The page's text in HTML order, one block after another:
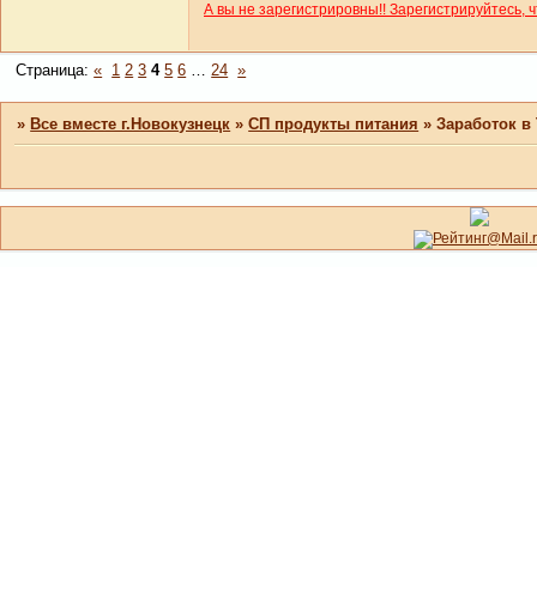
А вы не зарегистрировны!! Зарегистрируйтесь,
Страница:« 1 2 3 4 5 6 … 24 »
» Все вместе г.Новокузнецк »СП продукты питания »Заработок в